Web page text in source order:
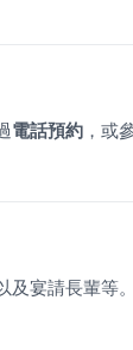
電話預約 ，或
及宴請長輩等。